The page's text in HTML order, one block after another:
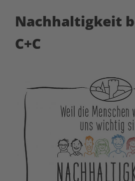
Nachhaltigkeit
C+C